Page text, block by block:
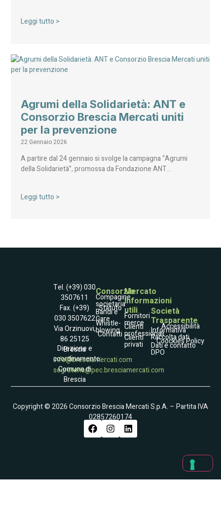
Leggi tutto >
Agrumi della Solidarietà: ANT e
Consorzio Brescia Mercati uniti
per la prevenzione
22 Gennaio 2026
A partire dal 24 gennaio si svolge la campagna “Agrumi
della Solidarietà”, promossa da Fondazione ANT…
Leggi tutto >
Tel. (+39) 030
3507611
Fax. (+39)
030 3507622
Via Orzinuovi,
86 25125
Brescia
info@bresciamercati.com
segreteria@pec.bresciamercati.com
Direzione e
coordinamento:
Comune di
Brescia
Consorzio
Compagine
societaria
Statuto
Bandi e
Gare
Whistle­
blowing
Contatti
Mercato
Informazioni
utili
Fornitori
merce
Clienti
professionali
Clienti
privati
Società
Trasparente
Accessibilità
Informativa
Raccolta dati
Coockies Policy
Dati e contatto
DPO
Copyright © 2026 Consorzio Brescia Mercati S.p.A. – Partita IVA
02857260174